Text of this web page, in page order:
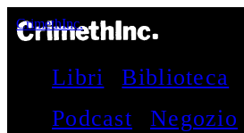
CrimethInc.
Libri Biblioteca
Podcast
Negozio